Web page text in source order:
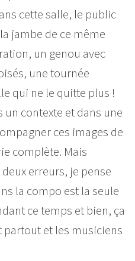
cette salle, le public
jambe de ce même
un genou avec
une tournée
qui ne le quitte plus !
contexte et dans une
ces images de
complète. Mais
erreurs, je pense
la compo est la seule
ce temps et bien, ça
partout et les musiciens